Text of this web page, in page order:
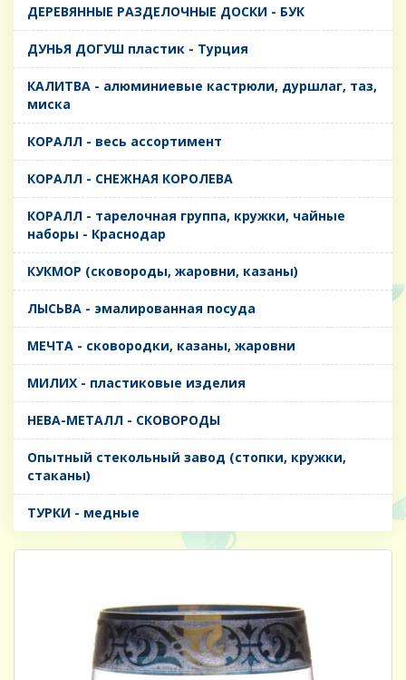
ДЕРЕВЯННЫЕ РАЗДЕЛОЧНЫЕ ДОСКИ - БУК
ДУНЬЯ ДОГУШ пластик - Турция
КАЛИТВА - алюминиевые кастрюли, дуршлаг, таз,
миска
КОРАЛЛ - весь ассортимент
КОРАЛЛ - СНЕЖНАЯ КОРОЛЕВА
КОРАЛЛ - тарелочная группа, кружки, чайные
наборы - Краснодар
КУКМОР (сковороды, жаровни, казаны)
ЛЫСЬВА - эмалированная посуда
МЕЧТА - сковородки, казаны, жаровни
МИЛИХ - пластиковые изделия
НЕВА-МЕТАЛЛ - СКОВОРОДЫ
Опытный стекольный завод (стопки, кружки,
стаканы)
ТУРКИ - медные